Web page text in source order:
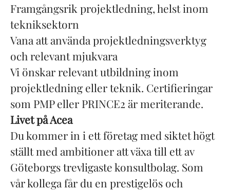
Framgångsrik projektledning, helst inom
tekniksektorn
Vana att använda projektledningsverktyg
och relevant mjukvara
Vi önskar relevant utbildning inom
projektledning eller teknik. Certifieringar
som PMP eller PRINCE2 är meriterande.
Livet på Acea
Du kommer in i ett företag med siktet högt
ställt med ambitioner att växa till ett av
Göteborgs trevligaste konsultbolag. Som
vår kollega får du en prestigelös och